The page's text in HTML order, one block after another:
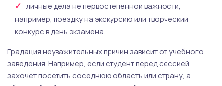
личные дела не первостепенной важности,
например, поездку на экскурсию или творческий
конкурс в день экзамена.
Градация неуважительных причин зависит от учебного
заведения. Например, если студент перед сессией
захочет посетить соседнюю область или страну, а